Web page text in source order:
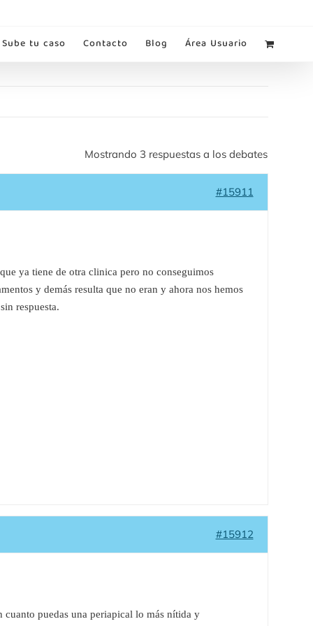
Sube tu caso Contacto Blog Área Usuario
Mostrando 3 respuestas a los debates
#15911
ya tiene de otra clinica pero no conseguimos
y demás resulta que no eran y ahora nos hemos
respuesta.
#15912
puedas una periapical lo más nítida y